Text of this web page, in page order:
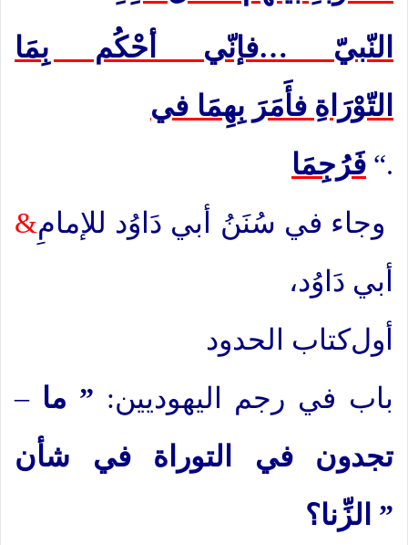
النّبيّ …فإنّي أحْكُم بِمَا
في التّوْرَاةِ فأَمَرَ بِهِمَا
فَرُجِمَا “.
&وجاء في سُنَنُ أبي دَاوُد للإمامِ
أبي دَاوُد،
أولكتاب الحدود
– باب في رجم اليهوديين: ” ما
تجدون في التوراة في شأن
الزِّنا؟ ”